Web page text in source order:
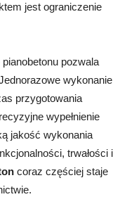
jest ograniczenie
pozwala
wykonanie
przygotowania
wypełnienie
jakość wykonania
trwałości i
coraz częściej staje